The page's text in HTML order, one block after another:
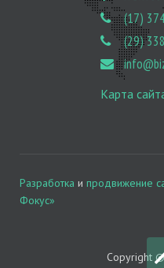
(17)
(29)
Карта
Разработка и продвижение
Фокус»
Copyright